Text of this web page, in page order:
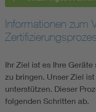
Informationen zum
Ihr Ziel ist es Ihre
zu bringen. Unser Ziel
unterstützen. Dieser
folgenden Schritten ab.